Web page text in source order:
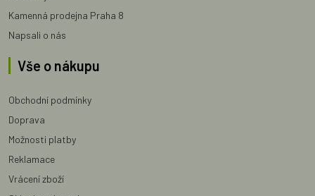
Kamenná prodejna Praha 8
Napsali o nás
Vše o nákupu
Obchodní podmínky
Doprava
Možnosti platby
Reklamace
Vrácení zboží